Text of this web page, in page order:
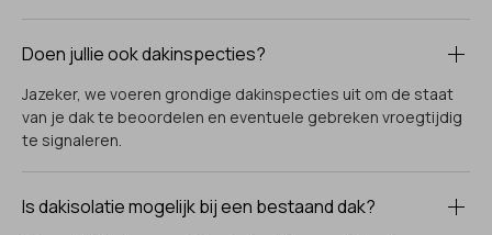
Doen jullie ook dakinspecties?
Jazeker, we voeren grondige dakinspecties uit om de staat
van je dak te beoordelen en eventuele gebreken vroegtijdig
te signaleren.
Is dakisolatie mogelijk bij een bestaand dak?